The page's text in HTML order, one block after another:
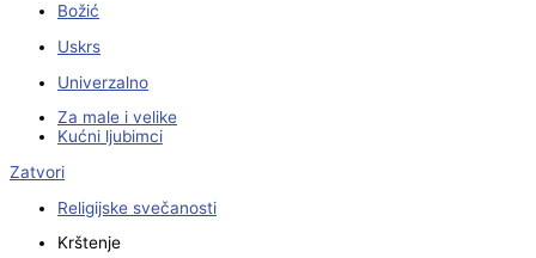
Božić
Uskrs
Univerzalno
Za male i velike
Kućni ljubimci
Zatvori
Religijske svečanosti
Krštenje